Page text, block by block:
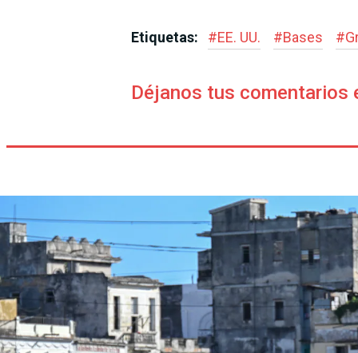
Etiquetas: #EE. UU. #Bases #
Déjanos tus comentarios